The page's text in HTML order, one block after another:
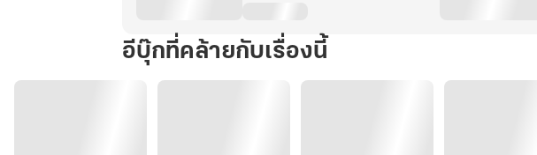
อีบุ๊กที่คล้ายกับเรื่องนี้